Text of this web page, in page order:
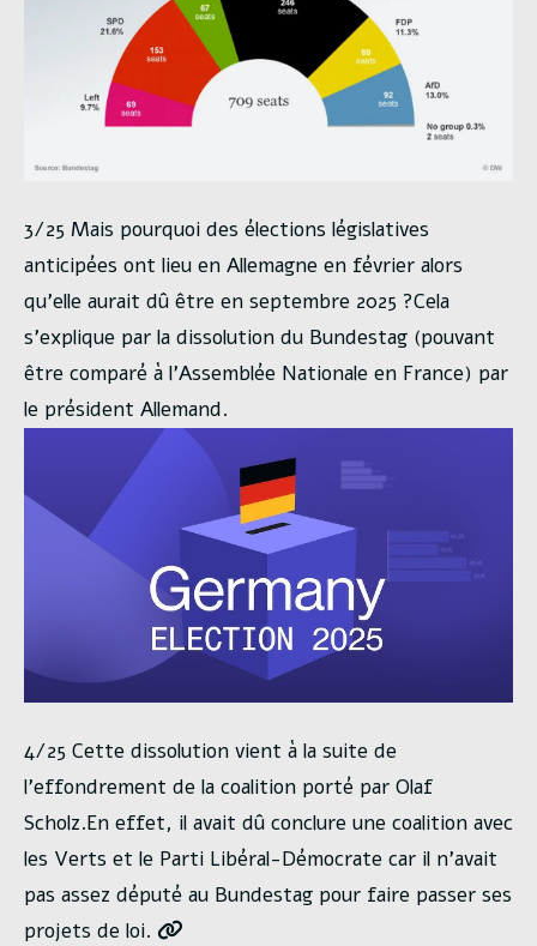
3/25 Mais pourquoi des élections législatives
anticipées ont lieu en Allemagne en février alors
qu’elle aurait dû être en septembre 2025 ?Cela
s’explique par la dissolution du Bundestag (pouvant
être comparé à l’Assemblée Nationale en France) par
le président Allemand.
4/25 Cette dissolution vient à la suite de
l’effondrement de la coalition porté par Olaf
Scholz.En effet, il avait dû conclure une coalition avec
les Verts et le Parti Libéral-Démocrate car il n’avait
pas assez député au Bundestag pour faire passer ses
projets de loi.